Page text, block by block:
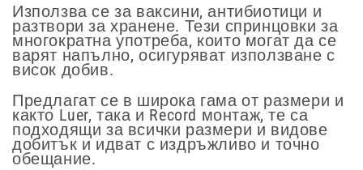
Използва се за ваксини, антибиотици и
разтвори за хранене. Тези спринцовки за
многократна употреба, които могат да се
варят напълно, осигуряват използване с
висок добив.
Предлагат се в широка гама от размери и
както Luer, така и Record монтаж, те са
подходящи за всички размери и видове
добитък и идват с издръжливо и точно
обещание.